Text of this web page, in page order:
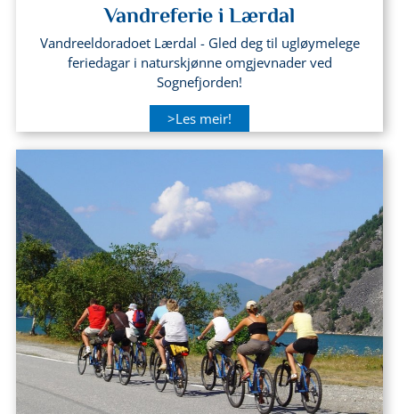
Vandreferie i Lærdal
Vandreeldoradoet Lærdal - Gled deg til ugløymelege
feriedagar i naturskjønne omgjevnader ved
Sognefjorden!
>Les meir!